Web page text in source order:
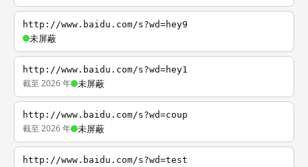
http://www.baidu.com/s?wd=hey9
未屏蔽
http://www.baidu.com/s?wd=hey1
截至 2026 年 未屏蔽
http://www.baidu.com/s?wd=coup
截至 2026 年 未屏蔽
http://www.baidu.com/s?wd=test